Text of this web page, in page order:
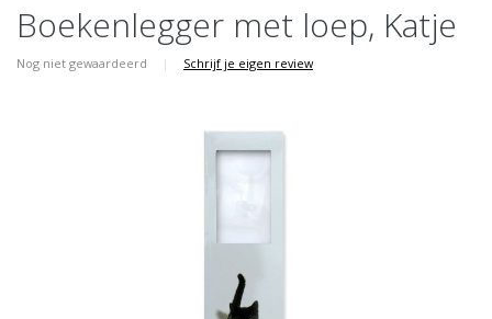
Boekenlegger met loep, Katje
Nog niet gewaardeerd | Schrijf je eigen review